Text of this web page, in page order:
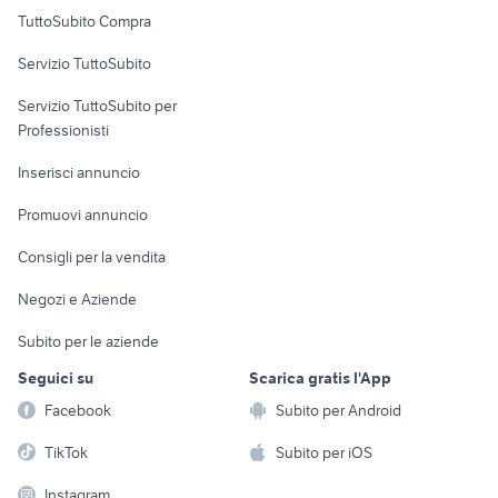
Informatica
Console e
Fotografia
Telefonia
Biciclette
TuttoSubito Compra
Servizio TuttoSubito
Servizio TuttoSubito per
Professionisti
Inserisci annuncio
Promuovi annuncio
Consigli per la vendita
Negozi e Aziende
Subito per le aziende
Seguici su
Facebook
TikTok
Scarica gratis l'App
Subito per Android
Subito per iOS